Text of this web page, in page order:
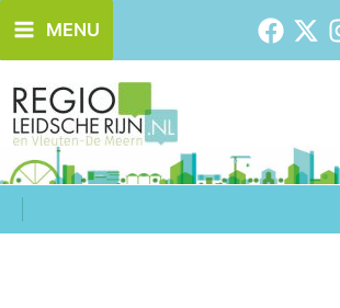
naar
de
inhoud
MENU